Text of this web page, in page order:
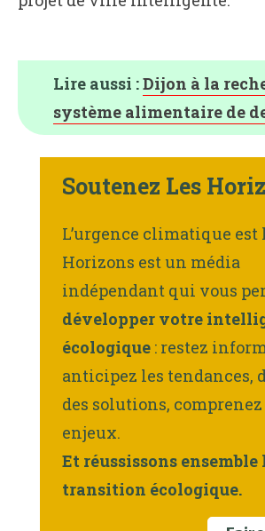
Lire aussi :Dijon à la
système alimentaire de
Soutenez Les
L’urgence climatique est
Horizons est un média
indépendant qui vous
développer votre
écologique : restez
anticipez les tendances,
des solutions, comprenez
enjeux.
Et réussissons ensemble
transition écologique.